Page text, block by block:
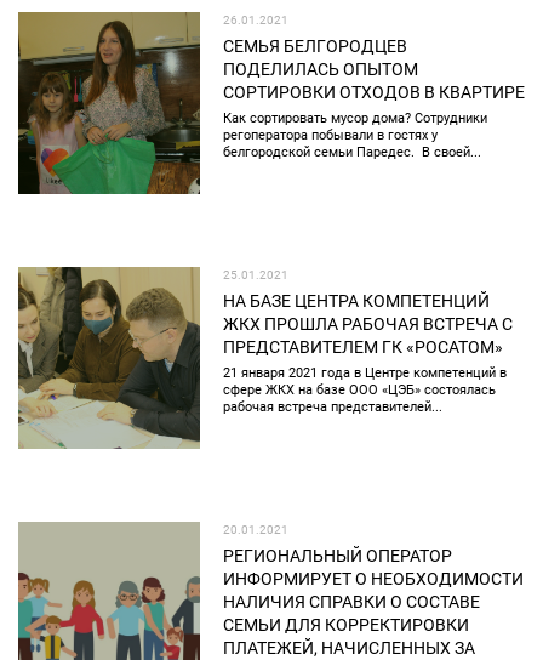
26.01.2021
СЕМЬЯ БЕЛГОРОДЦЕВ
ПОДЕЛИЛАСЬ ОПЫТОМ
СОРТИРОВКИ ОТХОДОВ В КВАРТИРЕ
Как сортировать мусор дома? Сотрудники
регоператора побывали в гостях у
белгородской семьи Паредес. В своей...
25.01.2021
НА БАЗЕ ЦЕНТРА КОМПЕТЕНЦИЙ
ЖКХ ПРОШЛА РАБОЧАЯ ВСТРЕЧА С
ПРЕДСТАВИТЕЛЕМ ГК «РОСАТОМ»
21 января 2021 года в Центре компетенций в
сфере ЖКХ на базе ООО «ЦЭБ» состоялась
рабочая встреча представителей...
20.01.2021
РЕГИОНАЛЬНЫЙ ОПЕРАТОР
ИНФОРМИРУЕТ О НЕОБХОДИМОСТИ
НАЛИЧИЯ СПРАВКИ О СОСТАВЕ
СЕМЬИ ДЛЯ КОРРЕКТИРОВКИ
ПЛАТЕЖЕЙ, НАЧИСЛЕННЫХ ЗА